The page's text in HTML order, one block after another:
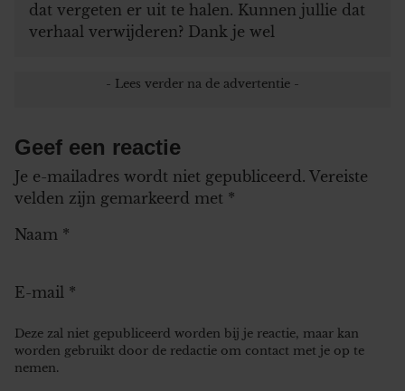
dat vergeten er uit te halen. Kunnen jullie dat
verhaal verwijderen? Dank je wel
Geef een reactie
Je e-mailadres wordt niet gepubliceerd. Vereiste
velden zijn gemarkeerd met *
Naam *
E-mail *
Deze zal niet gepubliceerd worden bij je reactie, maar kan
worden gebruikt door de redactie om contact met je op te
nemen.